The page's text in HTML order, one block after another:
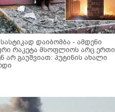
სასტიკად დაიბომბა - ამდენი
რაკეტა მსოფლიოს არც ერთი
არ გაუშვიათ: პუტინის ახალი